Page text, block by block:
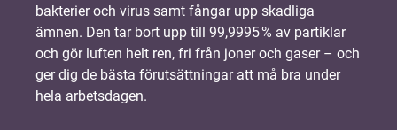
bakterier och virus samt fångar upp skadliga
ämnen. Den tar bort upp till 99,9995 % av partiklar
och gör luften helt ren, fri från joner och gaser – och
ger dig de bästa förutsättningar att må bra under
hela arbetsdagen.